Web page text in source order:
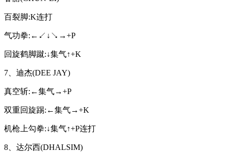
百裂脚:K连打
气功拳:←↙↓↘→+P
回旋鹤脚蹴:↓集气↑+K
7、迪杰(DEE JAY)
真空斩:←集气→+P
双重回旋踢:←集气→+K
机枪上勾拳:↓集气↑+P连打
8、达尔西(DHALSIM)